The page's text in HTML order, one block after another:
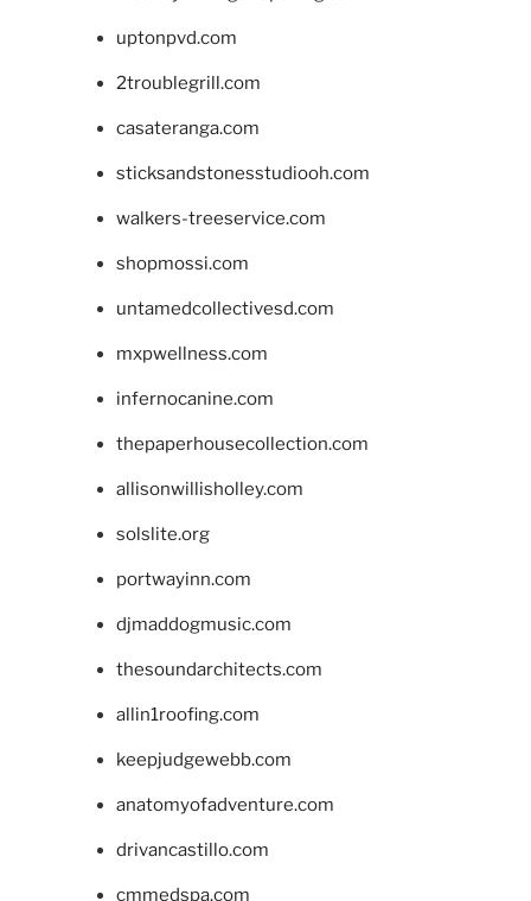
uptonpvd.com
2troublegrill.com
casateranga.com
sticksandstonesstudiooh.com
walkers-treeservice.com
shopmossi.com
untamedcollectivesd.com
mxpwellness.com
infernocanine.com
thepaperhousecollection.com
allisonwillisholley.com
solslite.org
portwayinn.com
djmaddogmusic.com
thesoundarchitects.com
allin1roofing.com
keepjudgewebb.com
anatomyofadventure.com
drivancastillo.com
cmmedspa.com